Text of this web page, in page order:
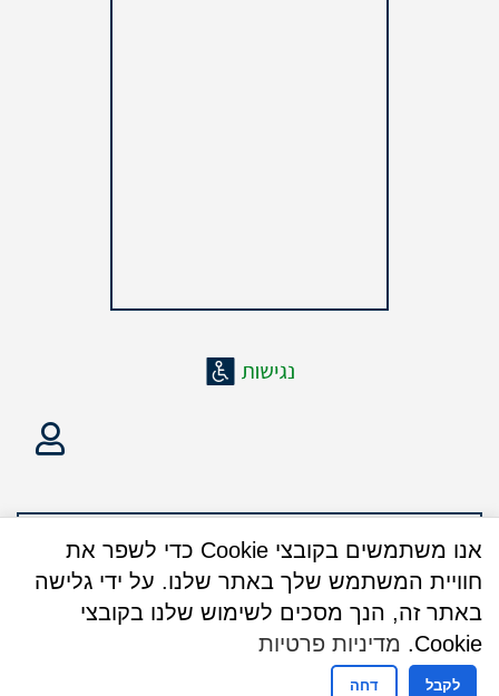
אנו משתמשים בקובצי Cookie כדי לשפר את
חוויית המשתמש שלך באתר שלנו. על ידי גלישה
באתר זה, הנך מסכים לשימוש שלנו בקובצי
Cookie.
מדיניות פרטיות
לקבל דחה